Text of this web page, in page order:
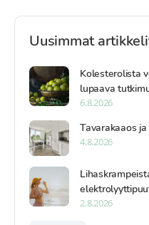
Uusimmat
Kolesterolista
lupaava
6.8.2026
Tavarakaaos
4.8.2026
2.8.2026